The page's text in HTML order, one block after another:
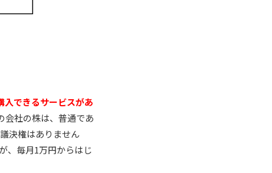
できるサービスがあ
会社の株は、普通であ
決権はありません
、毎月1万円からはじ